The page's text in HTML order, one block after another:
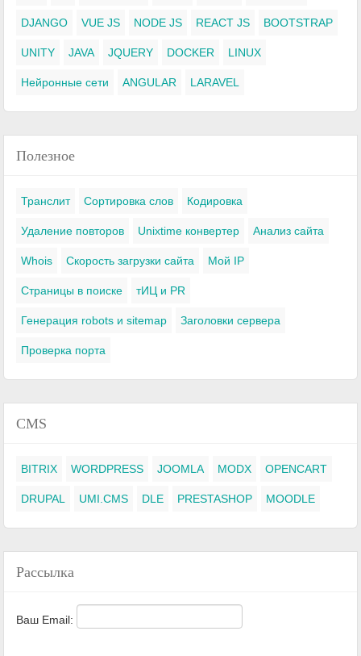
DJANGO VUE JS NODE JS REACT JS BOOTSTRAP
UNITY JAVA JQUERY DOCKER LINUX
Нейронные сети ANGULAR LARAVEL
Полезное
Транслит Сортировка слов Кодировка
Удаление повторов Unixtime конвертер Анализ сайта
Whois Скорость загрузки сайта Мой IP
Страницы в поиске тИЦ и PR
Генерация robots и sitemap Заголовки сервера
Проверка порта
CMS
BITRIX WORDPRESS JOOMLA MODX OPENCART
DRUPAL UMI.CMS DLE PRESTASHOP MOODLE
Рассылка
Ваш Email: